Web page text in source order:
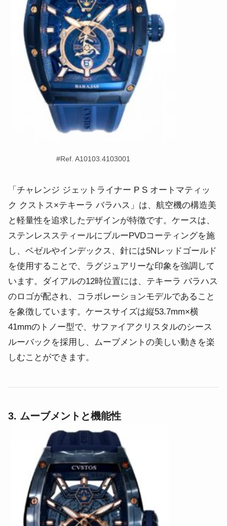
#Ref. A10103.4103001
「チャレンジ ジェットライナー P S オートマティッ
ク クストス×テキーラ バラハス」は、航空機の構造美
と軽量性を追求したデザインが特徴です。ケースは、
ステンレススティールにブルーPVDコーティングを施
し、ベゼルやインデックス、針には5Nレッドゴールド
を使用することで、ラグジュアリーな印象を強調して
います。 ダイアルの12時位置には、テキーラ バラハス
のロゴが配され、コラボレーションモデルであること
を象徴しています。ケースサイズは縦53.7mm×横
41mmのトノー型で、サファイアクリスタルのシース
ルーバックを採用し、ムーブメントの美しい動きを楽
しむことができます。
3. ムーブメントと機能性